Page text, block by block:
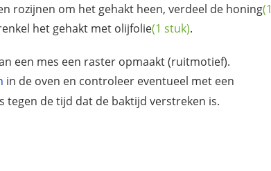
rozijnen om het gehakt heen, verdeel de honing(1
het gehakt met olijfolie(1 stuk).
een mes een raster opmaakt (ruitmotief).
in de oven en controleer eventueel met een
de tijd dat de baktijd verstreken is.